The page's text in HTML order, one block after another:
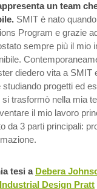
un team
SMIT è nato
Program e grazie
sempre più il mio
diedero vita a SMIT
progetti ed
trasformò nella mia
il mio lavoro
da 3 parti principali:
tesi a Debera
Design Pratt